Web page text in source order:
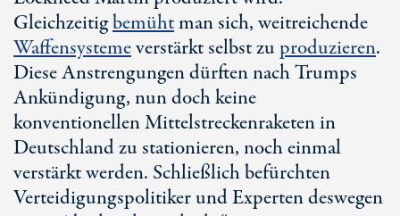
Gleichzeitigbemühtman sich, weitreichende
Waffensystemeverstärkt selbst zu produzieren.
Diese Anstrengungen dürften nach Trumps
Ankündigung, nun doch keine
konventionellen Mittelstreckenraketen in
Deutschland zu stationieren, noch einmal
verstärkt werden. Schließlich befürchten
Verteidigungspolitiker und Experten deswegen